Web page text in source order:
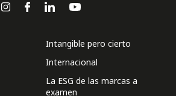
Intangible pero cierto
Internacional
La ESG de las marcas a
examen